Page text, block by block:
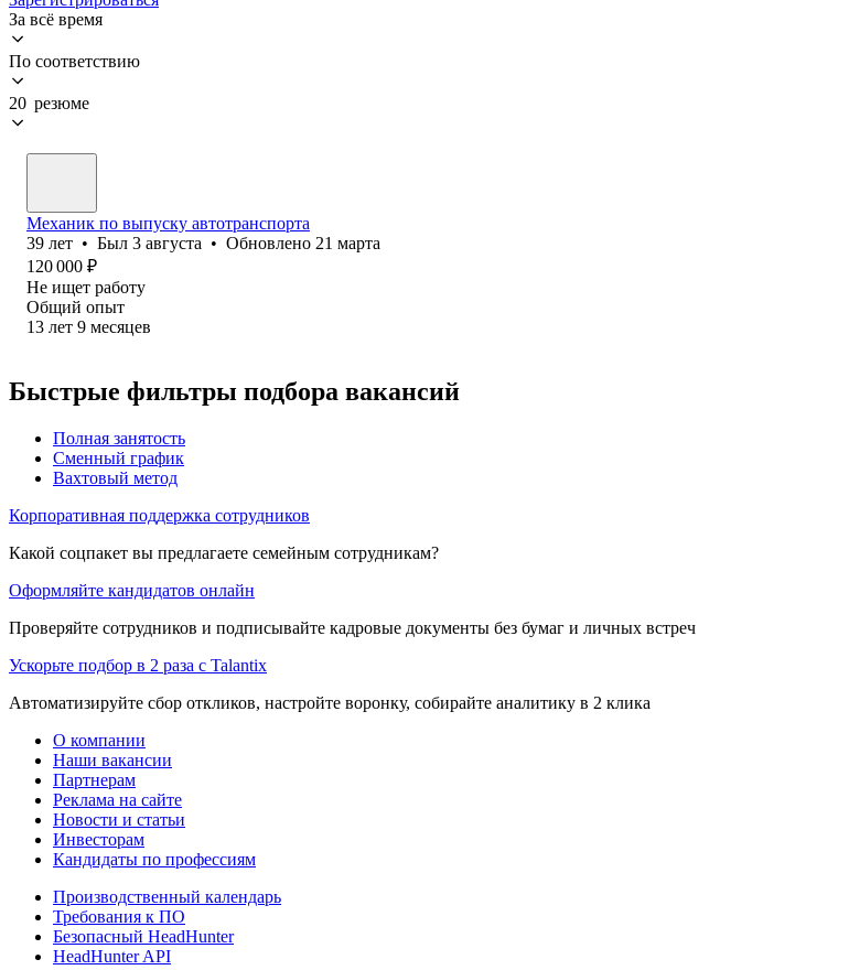
За всё время
По соответствию
20 резюме
Механик по выпуску автотранспорта
39 лет • Был 3 августа • Обновлено 21 марта
120 000 ₽
Не ищет работу
Общий опыт
13 лет 9 месяцев
Быстрые фильтры подбора вакансий
Полная занятость
Сменный график
Вахтовый метод
Корпоративная поддержка сотрудников
Какой соцпакет вы предлагаете семейным сотрудникам?
Оформляйте кандидатов онлайн
Проверяйте сотрудников и подписывайте кадровые документы без бумаг и личных встреч
Ускорьте подбор в 2 раза с Talantix
Автоматизируйте сбор откликов, настройте воронку, собирайте аналитику в 2 клика
О компании
Наши вакансии
Партнерам
Реклама на сайте
Новости и статьи
Инвесторам
Кандидаты по профессиям
Производственный календарь
Требования к ПО
Безопасный HeadHunter
HeadHunter API